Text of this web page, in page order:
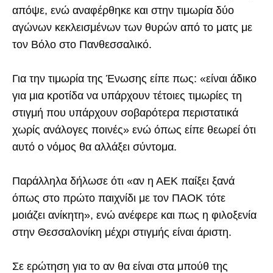
απόψε, ενώ αναφέρθηκε και στην τιμωρία δύο
αγώνων κεκλεισμένων των θυρών από το ματς με
τον Βόλο στο Πανθεσσαλικό.
Για την τιμωρία της Ένωσης είπε πως: «είναι άδικο
για μια κροτίδα να υπάρχουν τέτοιες τιμωρίες τη
στιγμή που υπάρχουν σοβαρότερα περιστατικά
χωρίς ανάλογες ποινές» ενώ όπως είπε θεωρεί ότι
αυτό ο νόμος θα αλλάξει σύντομα.
Παράλληλα δήλωσε ότι «αν η ΑΕΚ παίξει ξανά
όπως στο πρώτο παιχνίδι με τον ΠΑΟΚ τότε
μοιάζει ανίκητη», ενώ ανέφερε και πως η φιλοξενία
στην Θεσσαλονίκη μέχρι στιγμής είναι άριστη.
Σε ερώτηση για το αν θα είναι στα μπούθ της